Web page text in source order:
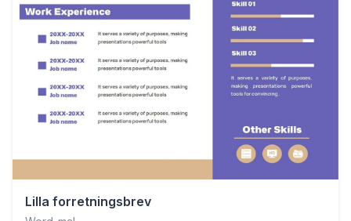
Lilla forretningsbrev